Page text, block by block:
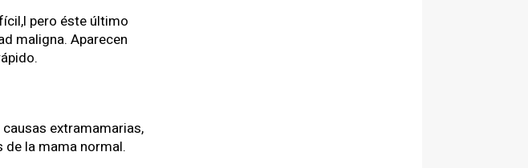
pero éste último
maligna. Aparecen
extramamarias,
la mama normal.